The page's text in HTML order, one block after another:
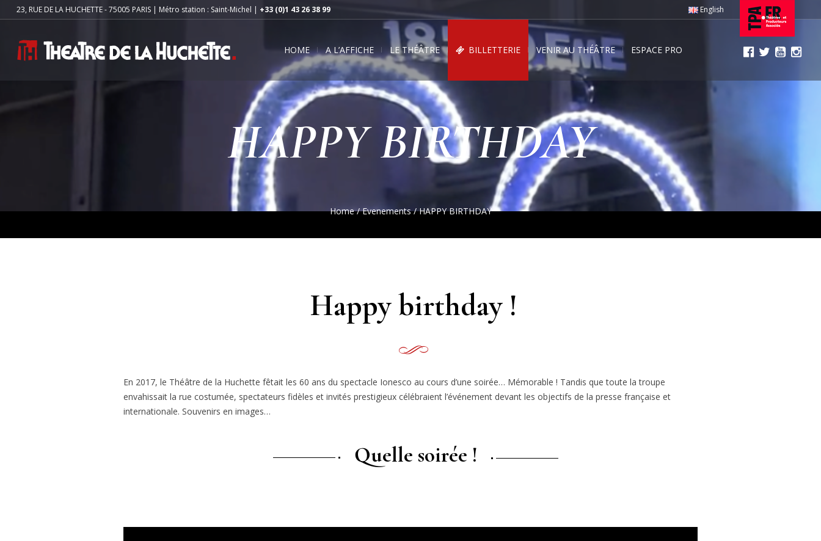
English
23, RUE DE LA HUCHETTE - 75005 PARIS | Métro station : Saint-Michel | +33 (0)1 43 26 38 99
HOME A L’AFFICHE LE THÉÂTRE BILLETTERIE VENIR AU THÉÂTRE ESPACE PRO
HAPPY BIRTHDAY
Home /Evenements /HAPPY BIRTHDAY
Happy birthday !
En 2017, le Théâtre de la Huchette fêtait les 60 ans du spectacle Ionesco au cours d’une soirée… Mémorable ! Tandis que toute la troupe
envahissait la rue costumée, spectateurs fidèles et invités prestigieux célébraient l’événement devant les objectifs de la presse française et
internationale. Souvenirs en images…
Quelle soirée !